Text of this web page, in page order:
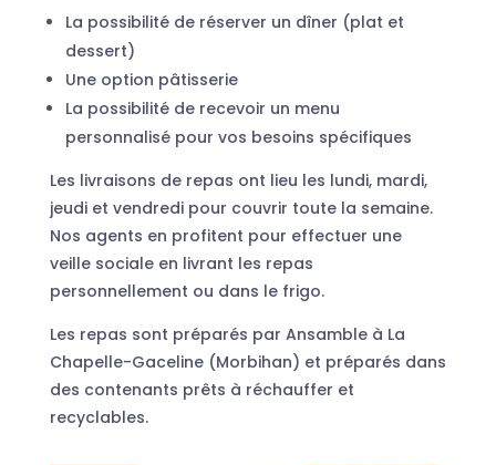
La possibilité de réserver un dîner (plat et
dessert)
Une option pâtisserie
La possibilité de recevoir un menu
personnalisé pour vos besoins spécifiques
Les livraisons de repas ont lieu les lundi, mardi,
jeudi et vendredi pour couvrir toute la semaine.
Nos agents en profitent pour effectuer une
veille sociale en livrant les repas
personnellement ou dans le frigo.
Les repas sont préparés par Ansamble à La
Chapelle-Gaceline (Morbihan) et préparés dans
des contenants prêts à réchauffer et
recyclables.